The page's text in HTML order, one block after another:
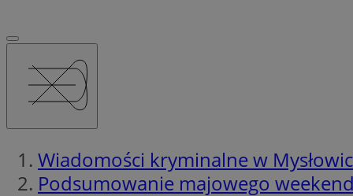
Wiadomości kryminalne w
Podsumowanie majowego